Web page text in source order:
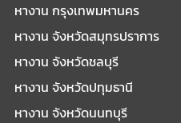
หางาน กรุงเทพมหานคร
หางาน จังหวัดสมุทรปราการ
หางาน จังหวัดชลบุรี
หางาน จังหวัดปทุมธานี
หางาน จังหวัดนนทบุรี